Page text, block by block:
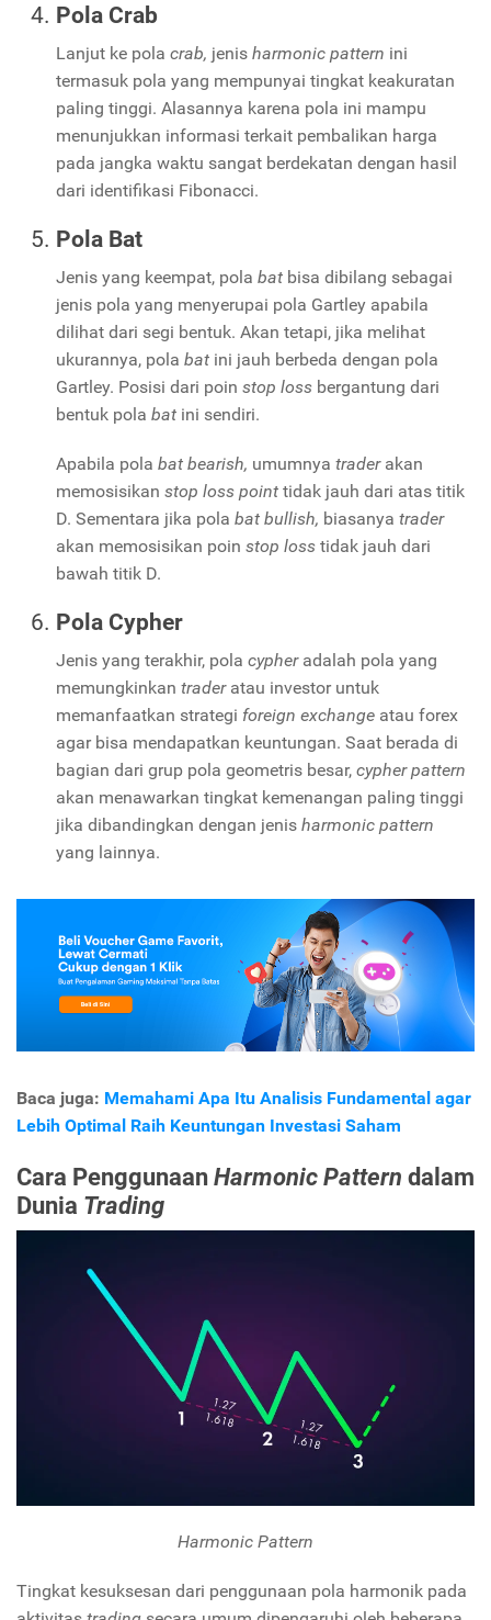
Pola Crab
Lanjut ke pola crab, jenis harmonic pattern ini
termasuk pola yang mempunyai tingkat keakuratan
paling tinggi. Alasannya karena pola ini mampu
menunjukkan informasi terkait pembalikan harga
pada jangka waktu sangat berdekatan dengan hasil
dari identifikasi Fibonacci.
Pola Bat
Jenis yang keempat, pola bat bisa dibilang sebagai
jenis pola yang menyerupai pola Gartley apabila
dilihat dari segi bentuk. Akan tetapi, jika melihat
ukurannya, pola bat ini jauh berbeda dengan pola
Gartley. Posisi dari poin stop loss bergantung dari
bentuk pola bat ini sendiri.
Apabila pola bat bearish, umumnya trader akan
memosisikan stop loss point tidak jauh dari atas titik
D. Sementara jika pola bat bullish, biasanya trader
akan memosisikan poin stop loss tidak jauh dari
bawah titik D.
Pola Cypher
Jenis yang terakhir, pola cypher adalah pola yang
memungkinkan trader atau investor untuk
memanfaatkan strategi foreign exchange atau forex
agar bisa mendapatkan keuntungan. Saat berada di
bagian dari grup pola geometris besar, cypher pattern
akan menawarkan tingkat kemenangan paling tinggi
jika dibandingkan dengan jenis harmonic pattern
yang lainnya.
Baca juga: Memahami Apa Itu Analisis Fundamental agar
Lebih Optimal Raih Keuntungan Investasi Saham
Cara PenggunaanHarmonic Pattern dalam
Dunia Trading
Harmonic Pattern
Tingkat kesuksesan dari penggunaan pola harmonik pada